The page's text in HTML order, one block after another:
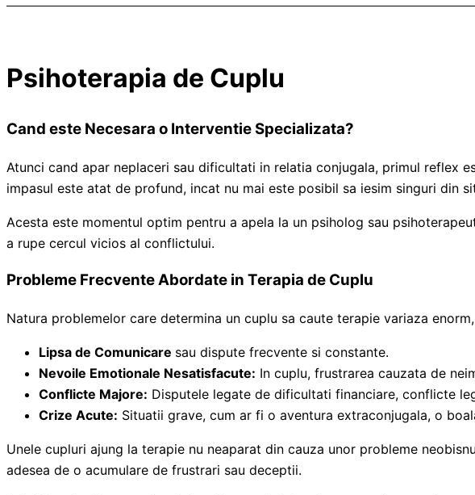
Psihoterapia de Cuplu
Cand este Necesara o Interventie Specializata?
Atunci cand apar neplaceri sau dificultati in relatia conjugala, primul reflex
impasul este atat de profund, incat nu mai este posibil sa iesim singuri din
Acesta este momentul optim pentru a apela la un psiholog sau
a rupe cercul vicios al conflictului.
Probleme Frecvente Abordate in Terapia de Cuplu
Natura problemelor care determina un cuplu sa caute terapie variaza
Lipsa de Comunicare sau dispute frecvente si constante.
Nevoile Emotionale Nesatisfacute: In cuplu, frustrarea cauzata de
Conflicte Majore: Disputele legate de dificultati financiare, conflicte
Crize Acute: Situatii grave, cum ar fi o aventura extraconjugala, o
Unele cupluri ajung la terapie nu neaparat din cauza unor probleme
adesea de o acumulare de frustrari sau deceptii.